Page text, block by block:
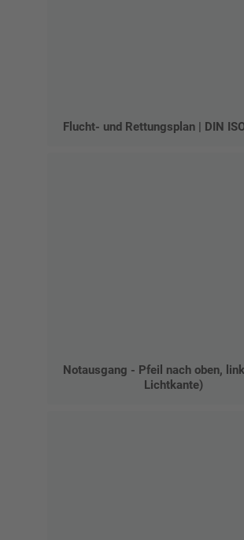
Flucht- und Rettungsplan | DIN
Notausgang - Pfeil nach oben,
Lichtkante)